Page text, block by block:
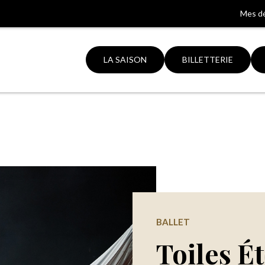
Mes
LA SAISON BILLETTERIE
Toiles
BALLET